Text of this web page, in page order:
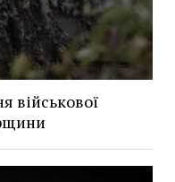
військової